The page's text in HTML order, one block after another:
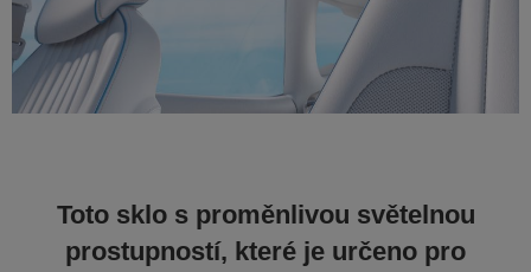
Toto sklo s proměnlivou světelnou
prostupností, které je určeno pro